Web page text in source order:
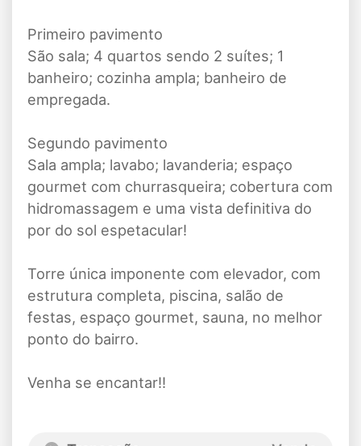
Primeiro pavimento
São sala; 4 quartos sendo 2 suítes; 1
banheiro; cozinha ampla; banheiro de
empregada.
Segundo pavimento
Sala ampla; lavabo; lavanderia; espaço
gourmet com churrasqueira; cobertura com
hidromassagem e uma vista definitiva do
por do sol espetacular!
Torre única imponente com elevador, com
estrutura completa, piscina, salão de
festas, espaço gourmet, sauna, no melhor
ponto do bairro.
Venha se encantar!!